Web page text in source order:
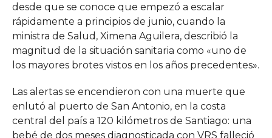
desde que se conoce que empezó a escalar
rápidamente a principios de junio, cuando la
ministra de Salud, Ximena Aguilera, describió la
magnitud de la situación sanitaria como «uno de
los mayores brotes vistos en los años precedentes».
Las alertas se encendieron con una muerte que
enlutó al puerto de San Antonio, en la costa
central del país a 120 kilómetros de Santiago: una
bebé de dos meses diagnosticada con VRS falleció